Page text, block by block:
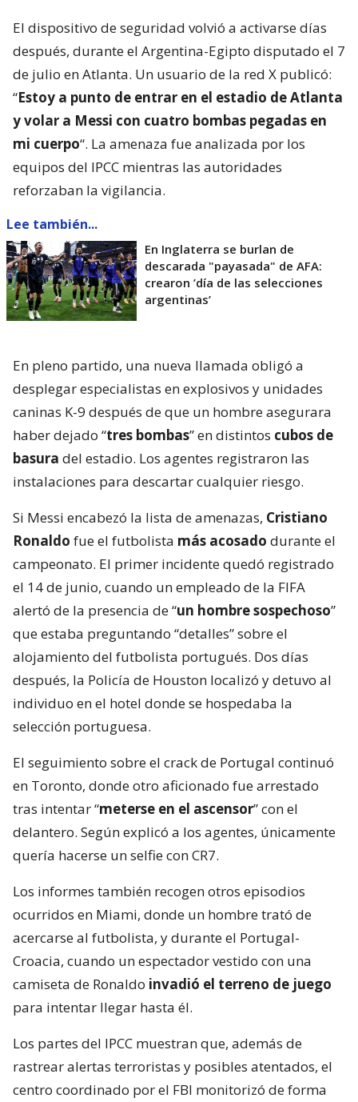
El dispositivo de seguridad volvió a activarse días
después, durante el Argentina-Egipto disputado el 7
de julio en Atlanta. Un usuario de la red X publicó:
“Estoy a punto de entrar en el estadio de Atlanta
y volar a Messi con cuatro bombas pegadas en
mi cuerpo“. La amenaza fue analizada por los
equipos del IPCC mientras las autoridades
reforzaban la vigilancia.
Lee también...
En Inglaterra se burlan de
descarada "payasada" de AFA:
crearon ’día de las selecciones
argentinas’
En pleno partido, una nueva llamada obligó a
desplegar especialistas en explosivos y unidades
caninas K-9 después de que un hombre asegurara
haber dejado “tres bombas” en distintos cubos de
basura del estadio. Los agentes registraron las
instalaciones para descartar cualquier riesgo.
Si Messi encabezó la lista de amenazas, Cristiano
Ronaldo fue el futbolista más acosado durante el
campeonato. El primer incidente quedó registrado
el 14 de junio, cuando un empleado de la FIFA
alertó de la presencia de “un hombre sospechoso”
que estaba preguntando “detalles” sobre el
alojamiento del futbolista portugués. Dos días
después, la Policía de Houston localizó y detuvo al
individuo en el hotel donde se hospedaba la
selección portuguesa.
El seguimiento sobre el crack de Portugal continuó
en Toronto, donde otro aficionado fue arrestado
tras intentar “meterse en el ascensor” con el
delantero. Según explicó a los agentes, únicamente
quería hacerse un selfie con CR7.
Los informes también recogen otros episodios
ocurridos en Miami, donde un hombre trató de
acercarse al futbolista, y durante el Portugal-
Croacia, cuando un espectador vestido con una
camiseta de Ronaldo invadió el terreno de juego
para intentar llegar hasta él.
Los partes del IPCC muestran que, además de
rastrear alertas terroristas y posibles atentados, el
centro coordinado por el FBI monitorizó de forma